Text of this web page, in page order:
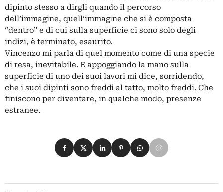
dipinto stesso a dirgli quando il percorso
dell’immagine, quell’immagine che si è composta
“dentro” e di cui sulla superficie ci sono solo degli
indizi, è terminato, esaurito.
Vincenzo mi parla di quel momento come di una specie
di resa, inevitabile. E appoggiando la mano sulla
superficie di uno dei suoi lavori mi dice, sorridendo,
che i suoi dipinti sono freddi al tatto, molto freddi. Che
finiscono per diventare, in qualche modo, presenze
estranee.
Condividi su Facebook
Condividi su X
Condividi su LinkedIn
Condividi su Pinterest
Condividi su WhatsApp
Condividi su Email